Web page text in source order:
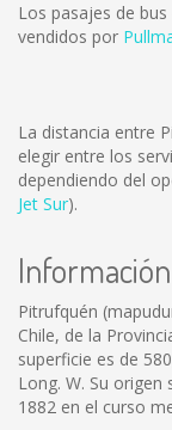
Los pasajes de
vendidos por
La distancia entre
elegir entre los
dependiendo del
Jet Sur).
Pitrufquén
Chile, de la
superficie es de
Long. W. Su
1882 en el curso